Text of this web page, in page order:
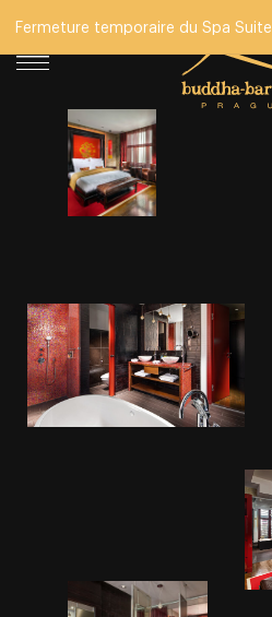
Fermeture temporaire du Spa Suite